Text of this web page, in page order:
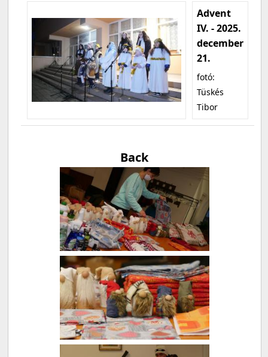
Advent
IV. - 2025.
december
21.
fotó:
Tüskés
Tibor
Back